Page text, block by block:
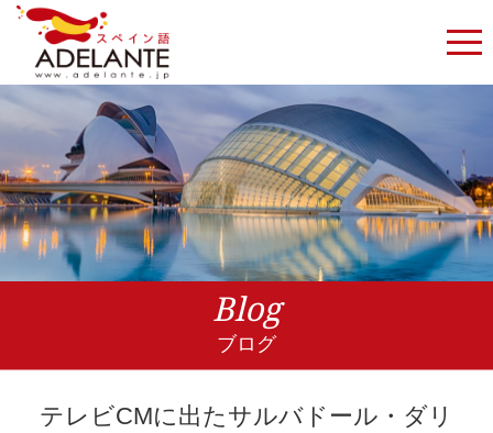
Blog
ブログ
テレビCMに出たサルバドール・ダリ